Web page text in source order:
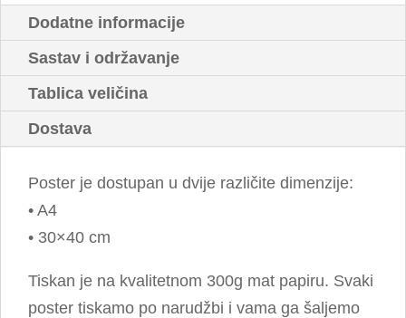
Dodatne informacije
Sastav i održavanje
Tablica veličina
Dostava
Poster je dostupan u dvije različite dimenzije:
• A4
• 30×40 cm
Tiskan je na kvalitetnom 300g mat papiru. Svaki
poster tiskamo po narudžbi i vama ga šaljemo